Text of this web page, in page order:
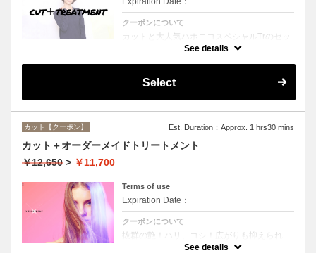
クーポンについて
カットと大人気ハホニコスペシャルTrのセッ
トメニュー☆シャンプー、ブロー付。ロング
See details
Select
カット【クーポン】 Est. Duration：Approx. 1 hrs30 mins
カット＋オーダーメイドトリートメント
￥12,650 > ￥11,700
Terms of use
Expiration Date：
クーポンについて
抜群の艶！ハリ、コシ！広がりも抑えられ
る！どんなに傷んだ髪も、鮮やかなハイトー
See details